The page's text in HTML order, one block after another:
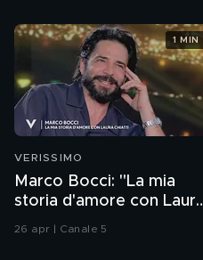
VERISSIMO
Marco Bocci: "La mia
storia d'amore con
Chiatti"
26 apr | Canale 5
1 MIN